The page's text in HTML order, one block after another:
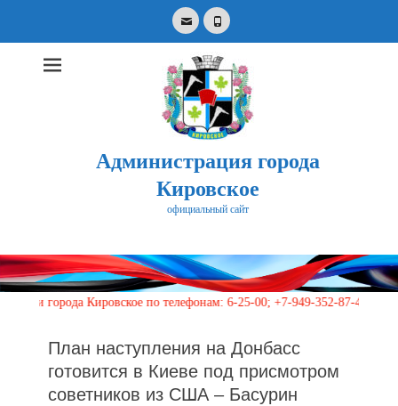
EmailPhone
Администрация города
Кировское
официальный сайт
for:
Кировское по телефонам: 6-25-00; +7-949-352-87-40, 113
План наступления на Донбасс
готовится в Киеве под присмотром
советников из США – Басурин